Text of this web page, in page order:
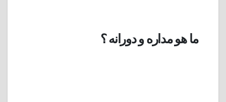
ما هو مداره و دورانه ؟